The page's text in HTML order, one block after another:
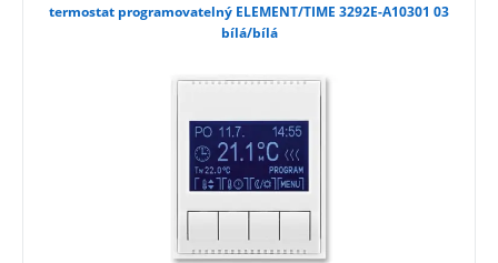
termostat programovatelný ELEMENT/TIME 3292E-A10301 03
bílá/bílá